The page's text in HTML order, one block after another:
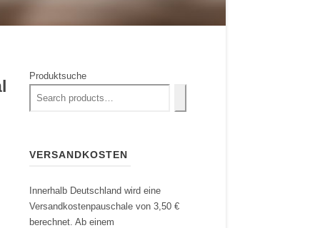
Produktsuche
VERSANDKOSTEN
Innerhalb Deutschland wird eine
Versandkostenpauschale von 3,50 €
berechnet. Ab einem